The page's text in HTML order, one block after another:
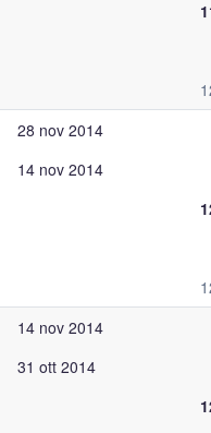
28 nov 2014
14 nov 2014
14 nov 2014
31 ott 2014